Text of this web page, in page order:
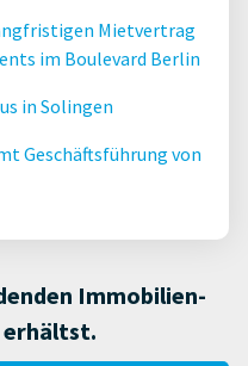
Mietvertrag
im Boulevard Berlin
in Solingen
Geschäftsführung von
Immobilien-
erhältst.